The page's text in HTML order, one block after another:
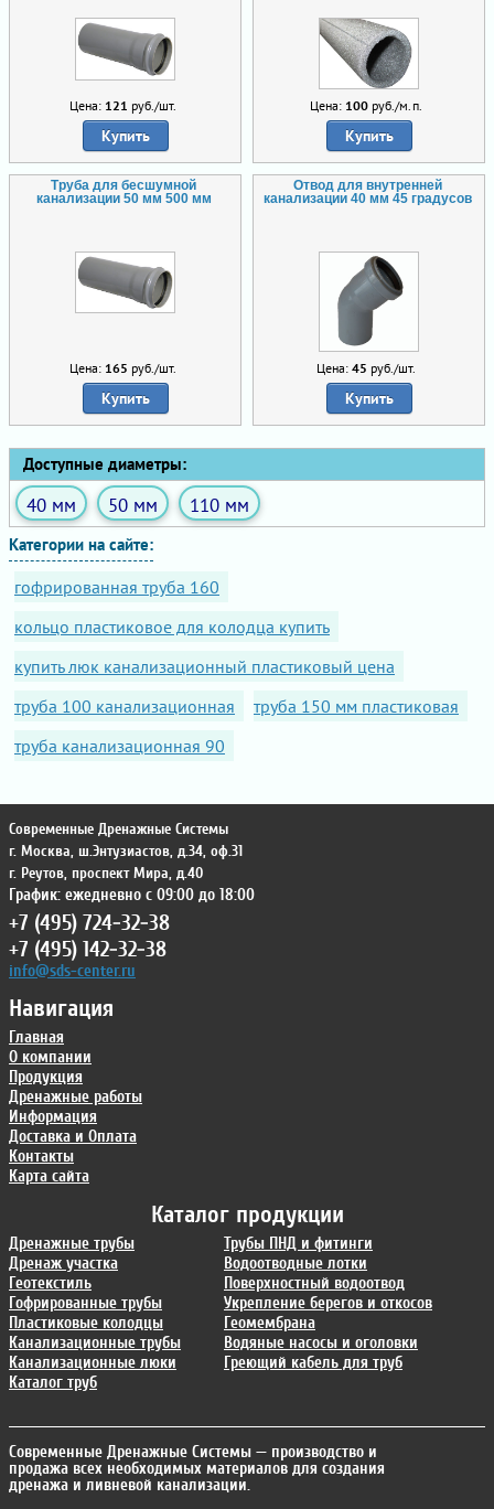
Цена: 121 руб./шт.
Купить
Цена: 100 руб./м.п.
Купить
Труба для бесшумной
канализации 50 мм 500 мм
Цена: 165 руб./шт.
Купить
Отвод для внутренней
канализации 40 мм 45 градусов
Цена: 45 руб./шт.
Купить
Доступные диаметры:
40 мм 50 мм 110 мм
Категории на сайте:
гофрированная труба 160
кольцо пластиковое для колодца купить
купить люк канализационный пластиковый цена
труба 100 канализационная
труба 150 мм пластиковая
труба канализационная 90
Каталог продукции
Дренажные трубы
Дренаж участка
Геотекстиль
Гофрированные трубы
Пластиковые колодцы
Канализационные трубы
Канализационные люки
Каталог труб
Трубы ПНД и фитинги
Водоотводные лотки
Поверхностный водоотвод
Укрепление берегов и откосов
Геомембрана
Водяные насосы и оголовки
Греющий кабель для труб
Навигация
Главная
О компании
Продукция
Дренажные работы
Информация
Доставка и Оплата
Контакты
Карта сайта
Современные Дренажные Системы
г. Москва, ш.Энтузиастов, д.34, оф.31
г. Реутов, проспект Мира, д.40
График: ежедневно с 09:00 до 18:00
+7 (495) 724-32-38
+7 (495) 142-32-38
info@sds-center.ru
Современные Дренажные Системы — производство и
продажа всех необходимых материалов для создания
дренажа и ливневой канализации.